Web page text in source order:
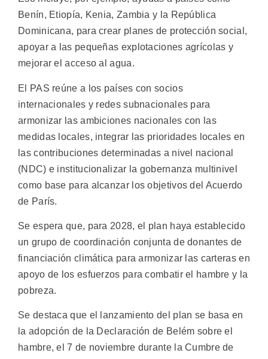
Benín, Etiopía, Kenia, Zambia y la República
Dominicana, para crear planes de protección social,
apoyar a las pequeñas explotaciones agrícolas y
mejorar el acceso al agua.
El PAS reúne a los países con socios
internacionales y redes subnacionales para
armonizar las ambiciones nacionales con las
medidas locales, integrar las prioridades locales en
las contribuciones determinadas a nivel nacional
(NDC) e institucionalizar la gobernanza multinivel
como base para alcanzar los objetivos del Acuerdo
de París.
Se espera que, para 2028, el plan haya establecido
un grupo de coordinación conjunta de donantes de
financiación climática para armonizar las carteras en
apoyo de los esfuerzos para combatir el hambre y la
pobreza.
Se destaca que el lanzamiento del plan se basa en
la adopción de la Declaración de Belém sobre el
hambre, el 7 de noviembre durante la Cumbre de